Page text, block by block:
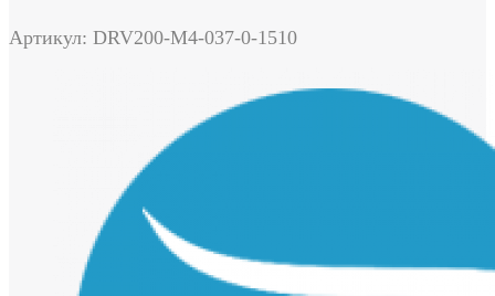
Артикул: DRV200-M4-037-0-1510